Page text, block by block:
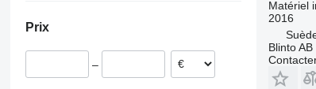
Slovaquie
Portugal
Prix
–
Matériel
2016
Blinto AB